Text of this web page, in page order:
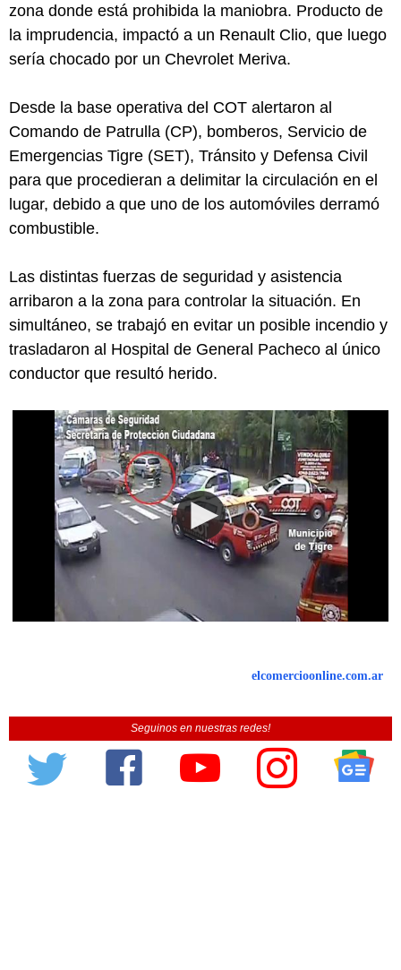
zona donde está prohibida la maniobra. Producto de
la imprudencia, impactó a un Renault Clio, que luego
sería chocado por un Chevrolet Meriva.
Desde la base operativa del COT alertaron al
Comando de Patrulla (CP), bomberos, Servicio de
Emergencias Tigre (SET), Tránsito y Defensa Civil
para que procedieran a delimitar la circulación en el
lugar, debido a que uno de los automóviles derramó
combustible.
Las distintas fuerzas de seguridad y asistencia
arribaron a la zona para controlar la situación. En
simultáneo, se trabajó en evitar un posible incendio y
trasladaron al Hospital de General Pacheco al único
conductor que resultó herido.
elcomercioonline.com.ar
Seguinos en nuestras redes!